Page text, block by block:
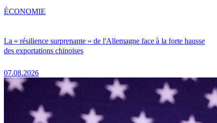
La « résilience surprenante » de l'Allemagne face à la forte hausse
des exportations chinoises
07.08.2026
ÉCONOMIE